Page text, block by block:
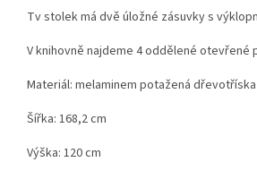
Tv stolek má dvě úložné zásuvky s
V knihovně najdeme 4 oddělené otevřené
Materiál: melaminem potažená dřevotříska
Šířka: 168,2 cm
Výška: 120 cm